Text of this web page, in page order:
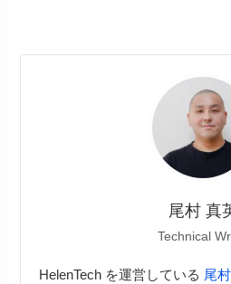
尾村 真
Technical
HelenTech を運営している 尾